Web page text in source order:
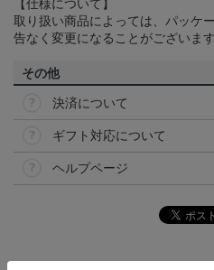
【仕様について】
取り扱い商品によっては、パッケ
告なく変更になることがございます
その他
決済について
ギフト対応について
ヘルプページ